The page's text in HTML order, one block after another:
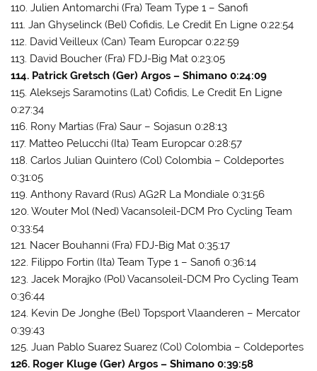
110. Julien Antomarchi (Fra) Team Type 1 – Sanofi
111. Jan Ghyselinck (Bel) Cofidis, Le Credit En Ligne 0:22:54
112. David Veilleux (Can) Team Europcar 0:22:59
113. David Boucher (Fra) FDJ-Big Mat 0:23:05
114. Patrick Gretsch (Ger) Argos – Shimano 0:24:09
115. Aleksejs Saramotins (Lat) Cofidis, Le Credit En Ligne
0:27:34
116. Rony Martias (Fra) Saur – Sojasun 0:28:13
117. Matteo Pelucchi (Ita) Team Europcar 0:28:57
118. Carlos Julian Quintero (Col) Colombia – Coldeportes
0:31:05
119. Anthony Ravard (Rus) AG2R La Mondiale 0:31:56
120. Wouter Mol (Ned) Vacansoleil-DCM Pro Cycling Team
0:33:54
121. Nacer Bouhanni (Fra) FDJ-Big Mat 0:35:17
122. Filippo Fortin (Ita) Team Type 1 – Sanofi 0:36:14
123. Jacek Morajko (Pol) Vacansoleil-DCM Pro Cycling Team
0:36:44
124. Kevin De Jonghe (Bel) Topsport Vlaanderen – Mercator
0:39:43
125. Juan Pablo Suarez Suarez (Col) Colombia – Coldeportes
126. Roger Kluge (Ger) Argos – Shimano 0:39:58